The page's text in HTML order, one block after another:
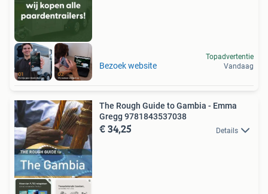
Bezoek website
Topadvertentie
Vandaag
The Rough Guide to Gambia - Emma
Gregg 9781843537038
€ 34,25 Details